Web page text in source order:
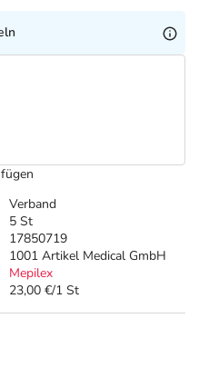
Verband
5 St
17850719
1001 Artikel Medical GmbH
Mepilex
23,00 €/1 St